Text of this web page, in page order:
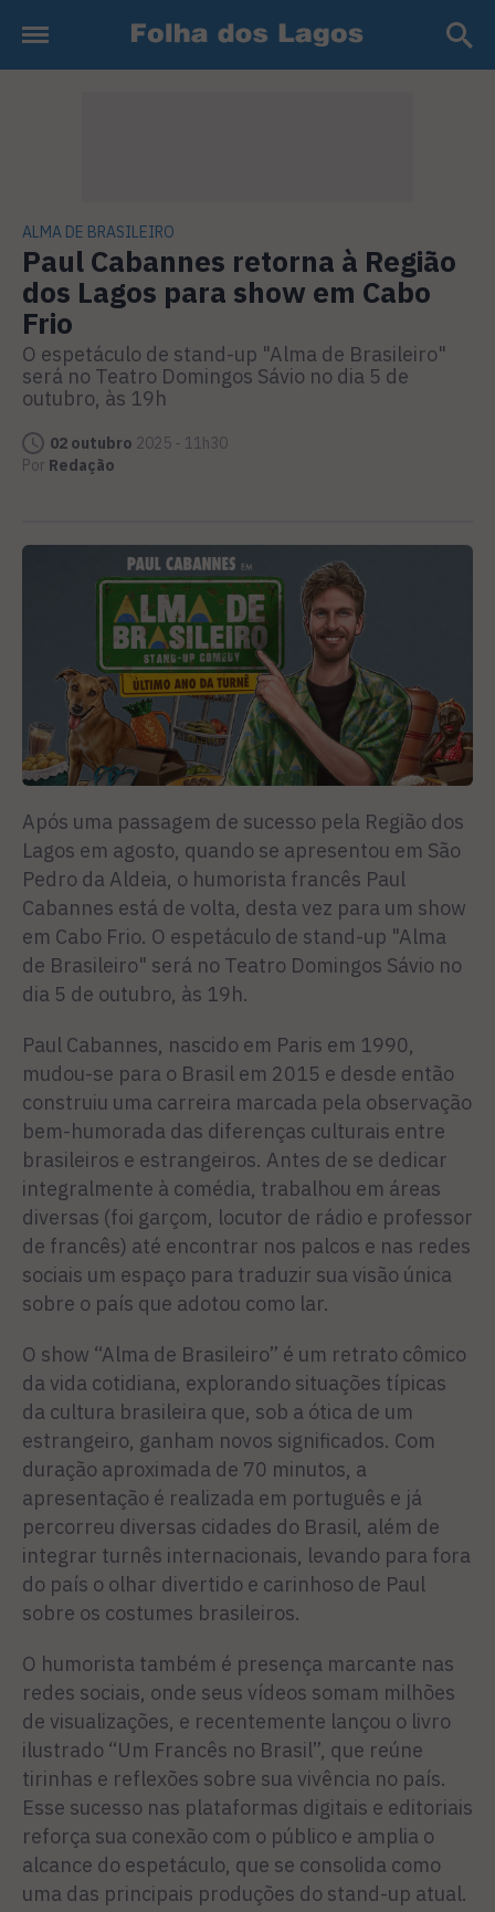
ALMA DE BRASILEIRO
Paul Cabannes retorna à Região
dos Lagos para show em Cabo
Frio
O espetáculo de stand-up "Alma de Brasileiro"
será no Teatro Domingos Sávio no dia 5 de
outubro, às 19h
02 outubro 2025 - 11h30
Por Redação
Após uma passagem de sucesso pela Região dos
Lagos em agosto, quando se apresentou em São
Pedro da Aldeia, o humorista francês Paul
Cabannes está de volta, desta vez para um show
em Cabo Frio. O espetáculo de stand-up "Alma
de Brasileiro" será no Teatro Domingos Sávio no
dia 5 de outubro, às 19h.
Paul Cabannes, nascido em Paris em 1990,
mudou-se para o Brasil em 2015 e desde então
construiu uma carreira marcada pela observação
bem-humorada das diferenças culturais entre
brasileiros e estrangeiros. Antes de se dedicar
integralmente à comédia, trabalhou em áreas
diversas (foi garçom, locutor de rádio e professor
de francês) até encontrar nos palcos e nas redes
sociais um espaço para traduzir sua visão única
sobre o país que adotou como lar.
O show “Alma de Brasileiro” é um retrato cômico
da vida cotidiana, explorando situações típicas
da cultura brasileira que, sob a ótica de um
estrangeiro, ganham novos significados. Com
duração aproximada de 70 minutos, a
apresentação é realizada em português e já
percorreu diversas cidades do Brasil, além de
integrar turnês internacionais, levando para fora
do país o olhar divertido e carinhoso de Paul
sobre os costumes brasileiros.
O humorista também é presença marcante nas
redes sociais, onde seus vídeos somam milhões
de visualizações, e recentemente lançou o livro
ilustrado “Um Francês no Brasil”, que reúne
tirinhas e reflexões sobre sua vivência no país.
Esse sucesso nas plataformas digitais e editoriais
reforça sua conexão com o público e amplia o
alcance do espetáculo, que se consolida como
uma das principais produções do stand-up atual.